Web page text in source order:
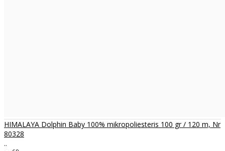
HIMALAYA Dolphin Baby 100% mikropoliesteris 100 gr / 120 m, Nr
80328
..